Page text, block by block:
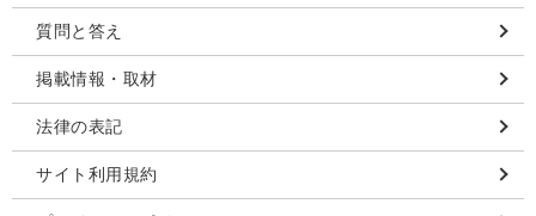
質問と答え
掲載情報・取材
法律の表記
サイト利用規約